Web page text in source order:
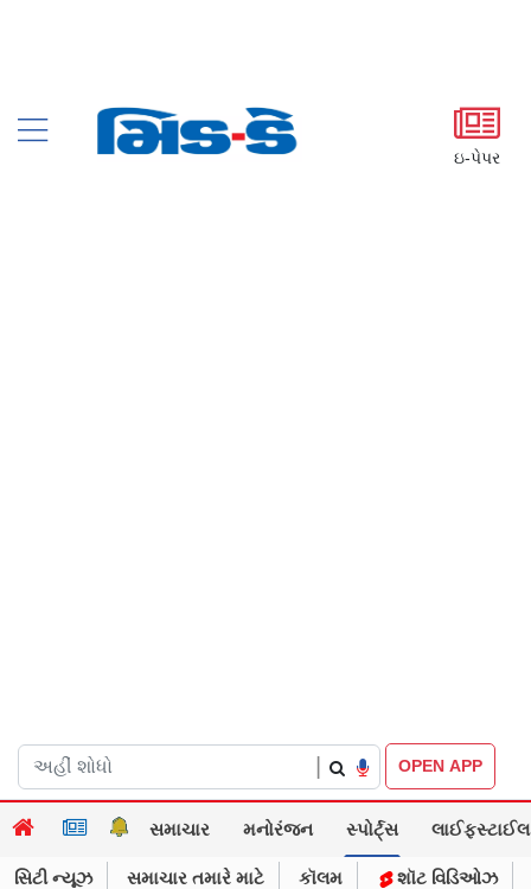
ઇ-પેપર
OPEN APP
સમાચાર મનોરંજન સ્પોર્ટ્સ લાઈફસ્ટાઈલ
સિટી ન્યૂઝ સમાચાર તમારે માટે કૉલમ શૉટ વિડિઓઝ